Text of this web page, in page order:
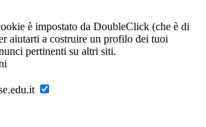
è impostato da DoubleClick (che è di
aiutarti a costruire un profilo dei tuoi
pertinenti su altri siti.